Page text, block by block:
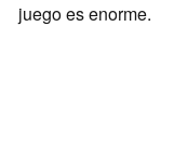
juego es enorme.